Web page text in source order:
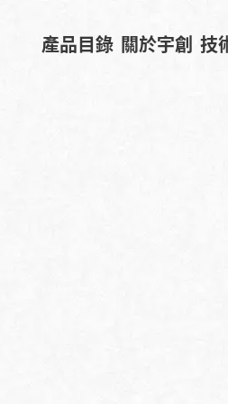
產品目錄 關於宇創 技